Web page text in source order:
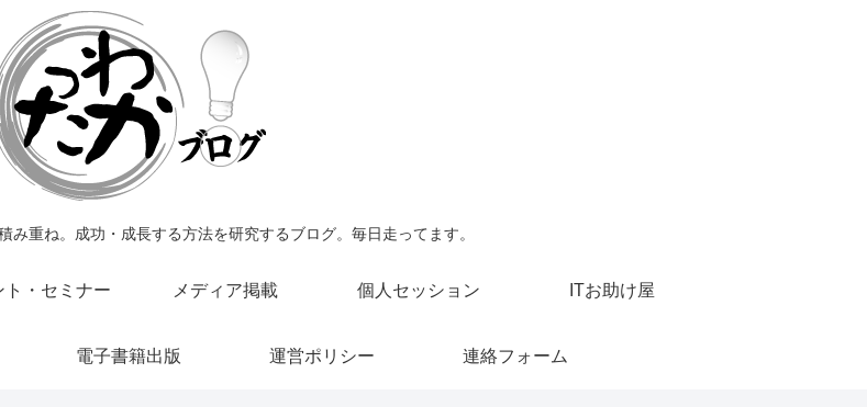
み重ね。成功・成長する方法を研究するブログ。毎日走ってます。
ト・セミナー メディア掲載 個人セッション ITお助け屋
電子書籍出版 運営ポリシー 連絡フォーム